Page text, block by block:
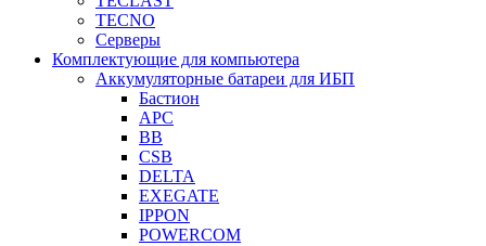
TECNO
Серверы
Комплектующие для компьютера
Аккумуляторные батареи для ИБП
Бастион
APC
BB
CSB
DELTA
EXEGATE
IPPON
POWERCOM